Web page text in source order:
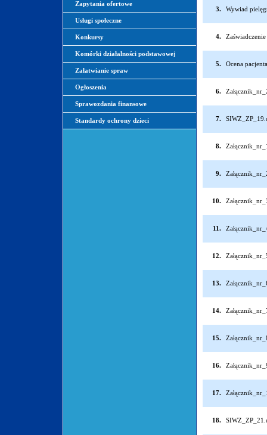
Zapytania ofertowe
Usługi społeczne
Konkursy
Komórki działalności podstawowej
Załatwianie spraw
Ogłoszenia
Sprawozdania finansowe
Standardy ochrony dzieci
3. Wywiad
4.
5. Ocena
6.
7.
8.
9.
10.
11.
12.
13.
14.
15.
16.
17.
18.